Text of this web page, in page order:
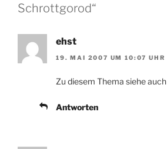
Schrottgorod“
ehst
19. MAI 2007 UM 10:07 UHR
Zu diesem Thema siehe auch
Antworten